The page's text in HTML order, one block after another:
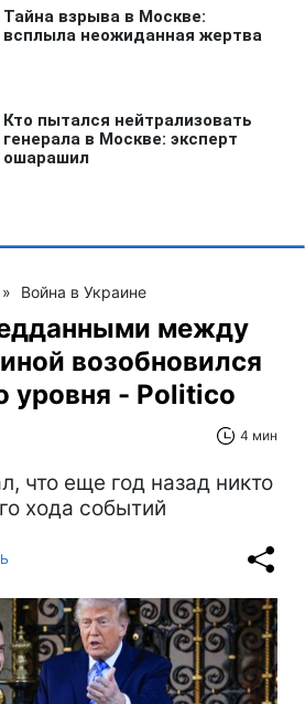
» Война в Украине
между
возобновился
уровня - Politico
4 мин
что еще год назад никто
хода событий